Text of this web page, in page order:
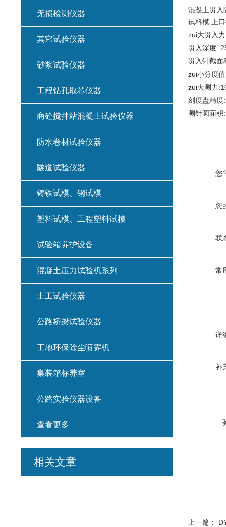
混凝土贯入
试料模:上
zui大贯入
贯入深度:
贯入针截
zui小分度
zui大测力
刻度盘精度
测针圆面
您
您
联
常
详
补
上一篇：
无损检测仪器
其它试验仪器
砂浆试验仪器
工程钻孔取芯仪器
商砼搅拌站混凝土试验仪器
防水卷材试验仪器
隧道试验仪器
铸铁试模、钢试模
塑料试模、工程塑料试模
试验箱养护设备
混凝土压力试验机系列
土工试验仪器
公路桥梁试验仪器
工地环保除尘喷雾机
集装箱标养室
公路实验仪器设备
查看更多
相关文章